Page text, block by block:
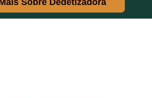
Sobre Dedetizadora